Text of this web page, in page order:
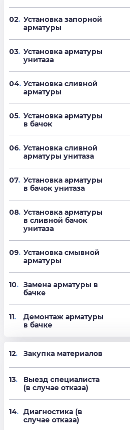
02. Установка запорной
арматуры
03. Установка арматуры
унитаза
04. Установка сливной
арматуры
05. Установка арматуры
в бачок
06. Установка сливной
арматуры унитаза
07. Установка арматуры
в бачок унитаза
08. Установка арматуры
в сливной бачок
унитаза
09. Установка смывной
арматуры
10. Замена арматуры в
бачке
11.
Демонтаж арматуры
в бачке
12. Закупка материалов
13.
Выезд специалиста
(в случае отказа)
14. Диагностика (в
случае отказа)